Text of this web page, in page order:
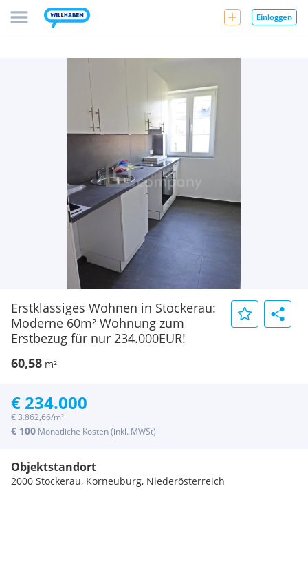
Einloggen
Erstklassiges Wohnen in Stockerau:
Moderne 60m² Wohnung zum
Erstbezug für nur 234.000EUR!
60,58 m²
€ 234.000
€ 3.862,66/m²
€ 100 Monatliche Kosten (inkl. MWSt)
Objektstandort
2000 Stockerau, Korneuburg, Niederösterreich